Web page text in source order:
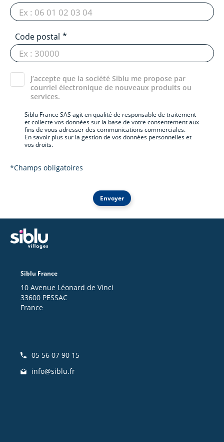
Code postal
J’accepte que la société Siblu me propose par
courriel électronique de nouveaux produits ou
services.
Siblu France SAS agit en qualité de responsable de traitement
et collecte vos données sur la base de votre consentement aux
fins de vous adresser des communications commerciales.
En savoir plus sur la gestion de vos données personnelles et
vos droits.
*Champs obligatoires
Envoyer
Siblu France
10 Avenue Léonard de Vinci
33600 PESSAC
France
05 56 07 90 15
info@siblu.fr